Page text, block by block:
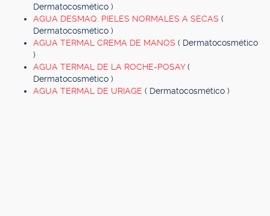
Dermatocosmético )
AGUA DESMAQ. PIELES NORMALES A SECAS (
Dermatocosmético )
AGUA TERMAL CREMA DE MANOS ( Dermatocosmético
)
AGUA TERMAL DE LA ROCHE-POSAY(
Dermatocosmético )
AGUA TERMAL DE URIAGE ( Dermatocosmético )